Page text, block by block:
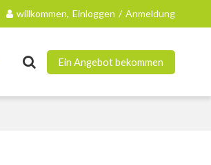
willkommen, Einloggen / Anmeldung
Ein Angebot bekommen